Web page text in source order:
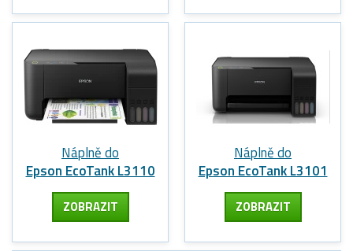
Náplně do
Epson EcoTank L3110
ZOBRAZIT
Náplně do
Epson EcoTank L3101
ZOBRAZIT